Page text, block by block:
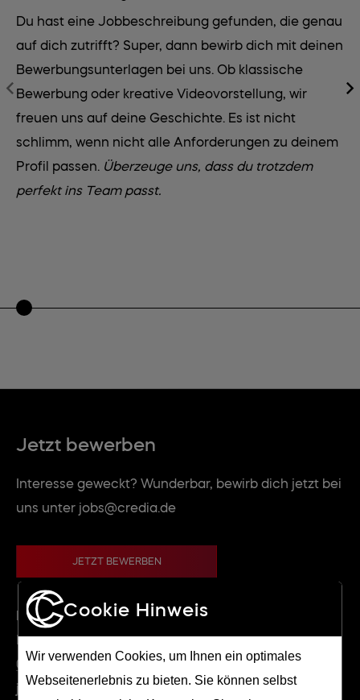
Du hast eine Jobbeschreibung gefunden, die genau
auf dich zutrifft? Super, dann bewirb dich mit deinen
Bewerbungsunterlagen bei uns. Ob klassische
Bewerbung oder kreative Videovorstellung, wir
freuen uns auf deine Geschichte. Es ist nicht
schlimm, wenn nicht alle Anforderungen zu deinem
Profil passen.
Überzeuge uns, dass du trotzdem
perfekt ins Team passt.
Jetzt bewerben
Interesse geweckt? Wunderbar, bewirb dich jetzt bei
uns unter jobs@credia.de
JETZT BEWERBEN
Dein Ansprechpartner
Björn Schneider
0228/96395820
jobs(at)credia.de
Cookie Hinweis
Wir verwenden Cookies, um Ihnen ein optimales
Webseitenerlebnis zu bieten. Sie können selbst